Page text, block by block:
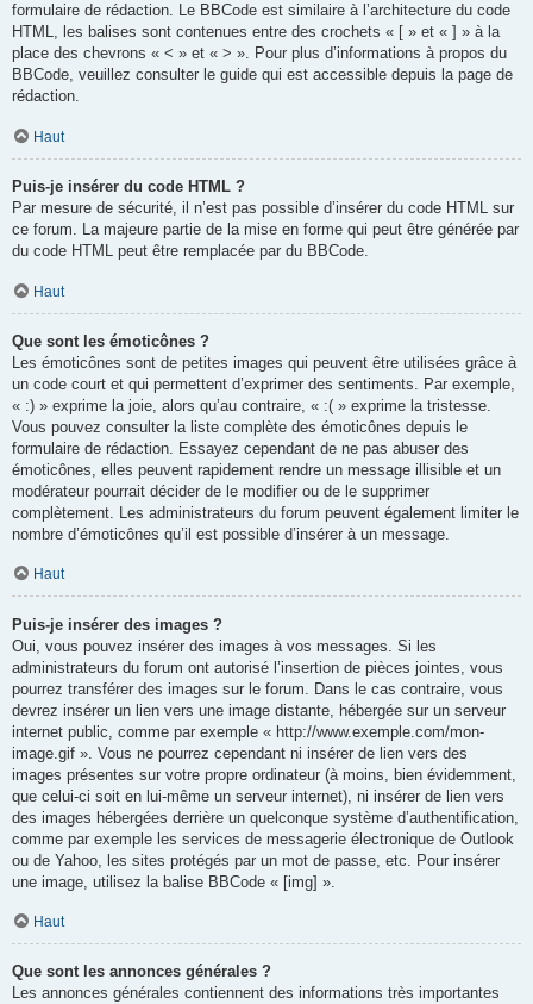
formulaire de rédaction. Le BBCode est similaire à l’architecture du code
HTML, les balises sont contenues entre des crochets « [ » et « ] » à la
place des chevrons « < » et « > ». Pour plus d’informations à propos du
BBCode, veuillez consulter le guide qui est accessible depuis la page de
rédaction.
Haut
Puis-je insérer du code HTML ?
Par mesure de sécurité, il n’est pas possible d’insérer du code HTML sur
ce forum. La majeure partie de la mise en forme qui peut être générée par
du code HTML peut être remplacée par du BBCode.
Haut
Que sont les émoticônes ?
Les émoticônes sont de petites images qui peuvent être utilisées grâce à
un code court et qui permettent d’exprimer des sentiments. Par exemple,
« :) » exprime la joie, alors qu’au contraire, « :( » exprime la tristesse.
Vous pouvez consulter la liste complète des émoticônes depuis le
formulaire de rédaction. Essayez cependant de ne pas abuser des
émoticônes, elles peuvent rapidement rendre un message illisible et un
modérateur pourrait décider de le modifier ou de le supprimer
complètement. Les administrateurs du forum peuvent également limiter le
nombre d’émoticônes qu’il est possible d’insérer à un message.
Haut
Puis-je insérer des images ?
Oui, vous pouvez insérer des images à vos messages. Si les
administrateurs du forum ont autorisé l’insertion de pièces jointes, vous
pourrez transférer des images sur le forum. Dans le cas contraire, vous
devrez insérer un lien vers une image distante, hébergée sur un serveur
internet public, comme par exemple « http://www.exemple.com/mon-
image.gif ». Vous ne pourrez cependant ni insérer de lien vers des
images présentes sur votre propre ordinateur (à moins, bien évidemment,
que celui-ci soit en lui-même un serveur internet), ni insérer de lien vers
des images hébergées derrière un quelconque système d’authentification,
comme par exemple les services de messagerie électronique de Outlook
ou de Yahoo, les sites protégés par un mot de passe, etc. Pour insérer
une image, utilisez la balise BBCode « [img] ».
Haut
Que sont les annonces générales ?
Les annonces générales contiennent des informations très importantes